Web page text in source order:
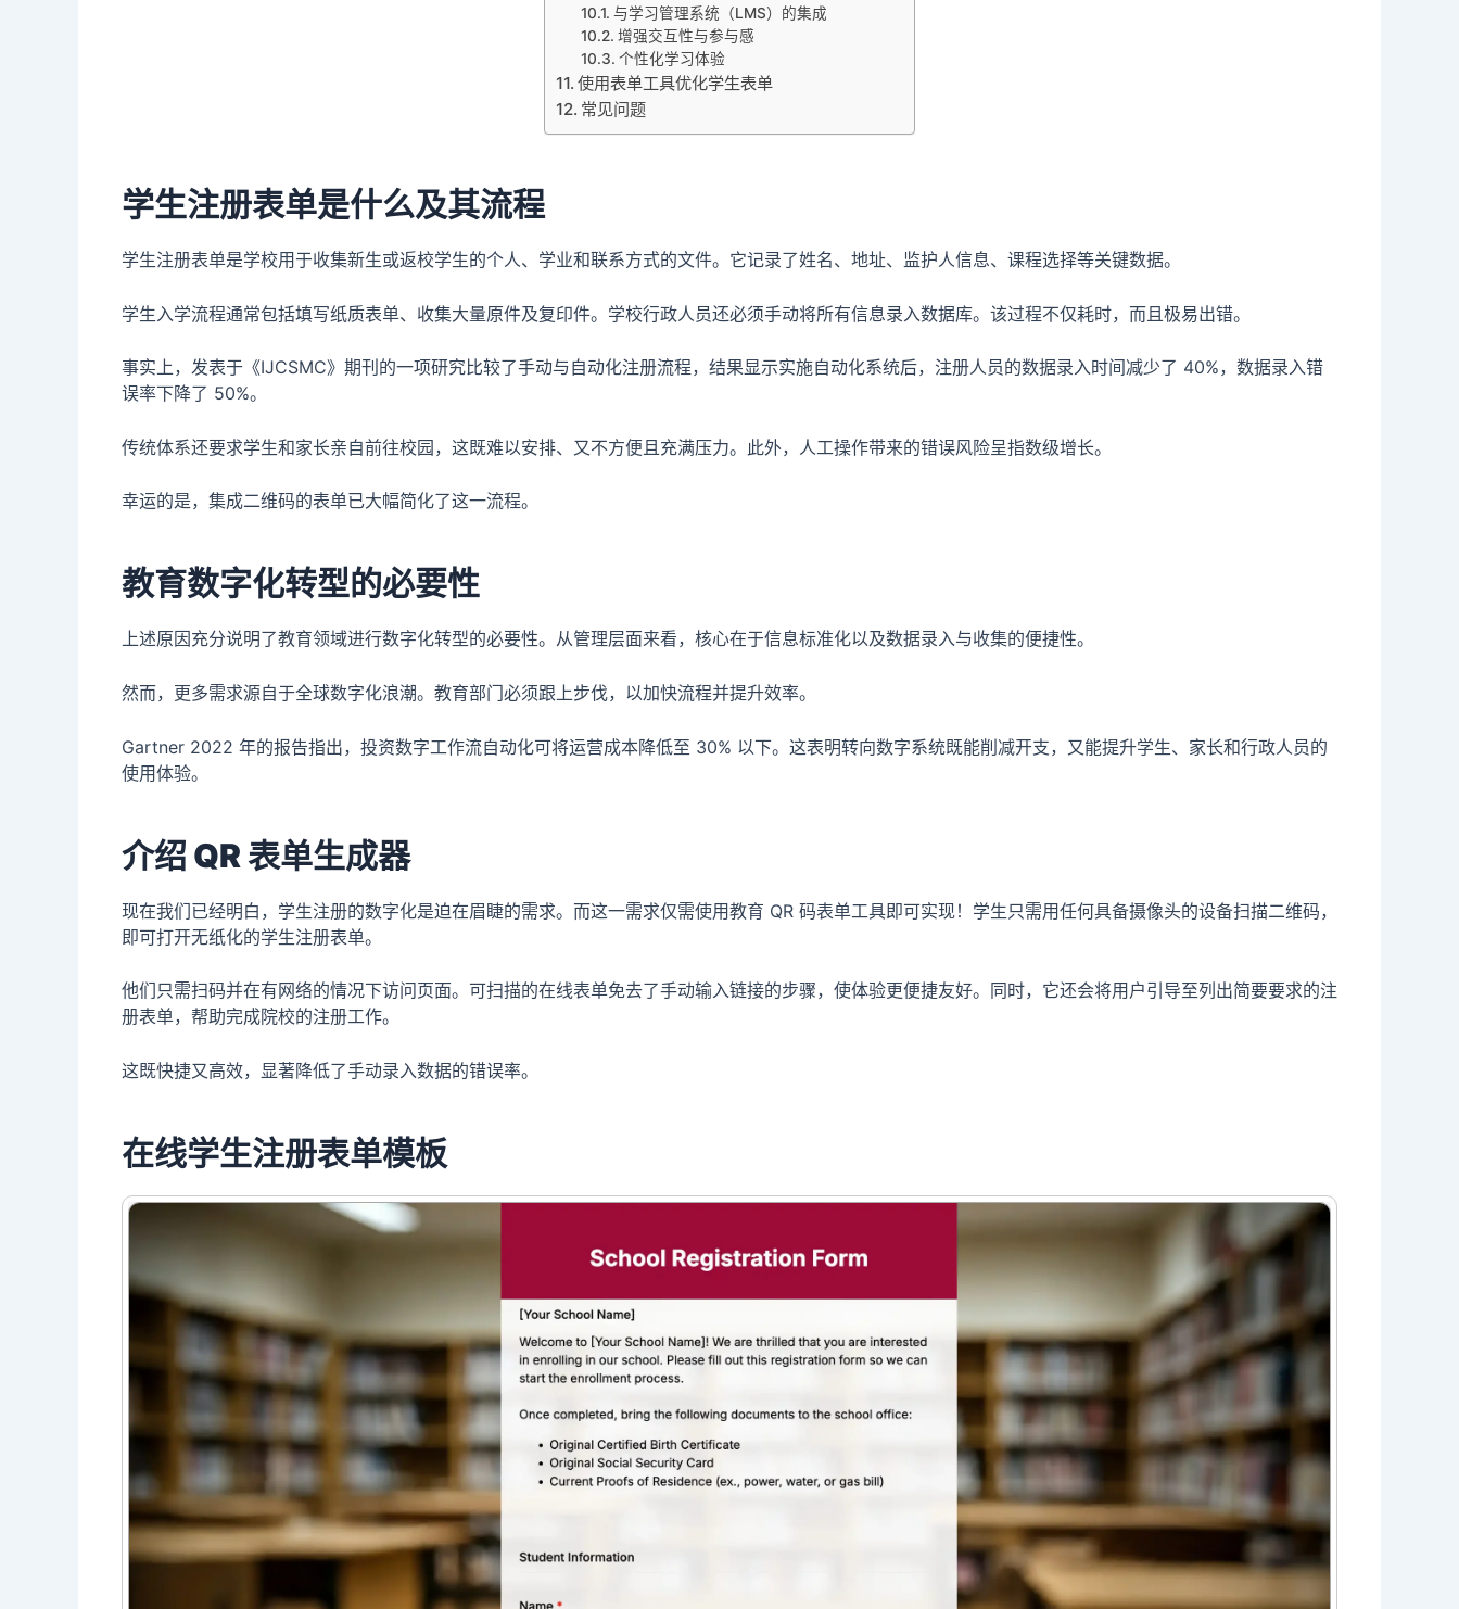
与学习管理系统（LMS）的集成
增强交互性与参与感
个性化学习体验
使用表单工具优化学生表单
常见问题
学生注册表单是什么及其流程
学生注册表单是学校用于收集新生或返校学生的个人、学业和联系方式的文件。它记录了姓名、地址、监护人信息、课程选择等关键数据。
学生入学流程通常包括填写纸质表单、收集大量原件及复印件。学校行政人员还必须手动将所有信息录入数据库。该过程不仅耗时，而且极易出错。
事实上，发表于《IJCSMC》期刊的一项研究比较了手动与自动化注册流程，结果显示实施自动化系统后，注册人员的数据录入时间减少了 40%，数据录入错
误率下降了 50%。
传统体系还要求学生和家长亲自前往校园，这既难以安排、又不方便且充满压力。此外，人工操作带来的错误风险呈指数级增长。
幸运的是，集成二维码的表单已大幅简化了这一流程。
教育数字化转型的必要性
上述原因充分说明了教育领域进行数字化转型的必要性。从管理层面来看，核心在于信息标准化以及数据录入与收集的便捷性。
然而，更多需求源自于全球数字化浪潮。教育部门必须跟上步伐，以加快流程并提升效率。
Gartner 2022 年的报告指出，投资数字工作流自动化可将运营成本降低至 30% 以下。这表明转向数字系统既能削减开支，又能提升学生、家长和行政人员的
使用体验。
介绍 QR 表单生成器
现在我们已经明白，学生注册的数字化是迫在眉睫的需求。而这一需求仅需使用教育 QR 码表单工具即可实现！学生只需用任何具备摄像头的设备扫描二维码，
即可打开无纸化的学生注册表单。
他们只需扫码并在有网络的情况下访问页面。可扫描的在线表单免去了手动输入链接的步骤，使体验更便捷友好。同时，它还会将用户引导至列出简要要求的注
册表单，帮助完成院校的注册工作。
这既快捷又高效，显著降低了手动录入数据的错误率。
在线学生注册表单模板